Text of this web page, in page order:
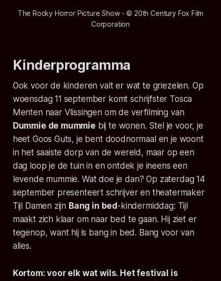
The Rocky Horror Picture Show - © 20th Century Fox Film
Corporation
Kinderprogramma
Ook voor de kinderen valt er wat te griezelen. Op
woensdag 11 september komt schrijfster Tosca
Menten naar Vlissingen om de verfilming van
Dummie de mummie bij te wonen. Stel je voor, je
heet Goos Guts, je bent doodnormaal en je woont
in het saaiste dorp van de wereld, maar op een
dag loop je de tuin in en ontdek je ineens een
levende mummie. Wat doe je dan? Op zaterdag 14
september presenteert schrijver en theatermaker
Tijl Damen zijn Bang in bed -kindermiddag: Tijl
maakt zich klaar om naar bed te gaan. Hij ziet er
tegenop, want hij is bang in bed. Bang voor van
alles.
Kortom: voor elk wat wils. Het festival is